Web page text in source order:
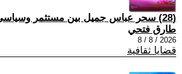
(28) سحر عباس جميل بين مستثمر وسياسي اطاري
طارق فتحي
2026 / 8 / 8
قضايا ثقافية